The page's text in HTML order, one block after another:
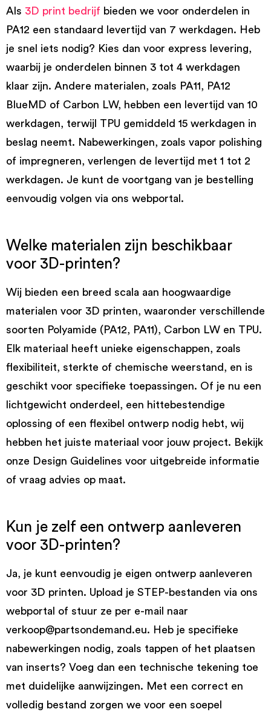
Als 3D print bedrijf bieden we voor onderdelen in
PA12 een standaard levertijd van 7 werkdagen. Heb
je snel iets nodig? Kies dan voor express levering,
waarbij je onderdelen binnen 3 tot 4 werkdagen
klaar zijn. Andere materialen, zoals PA11, PA12
BlueMD of Carbon LW, hebben een levertijd van 10
werkdagen, terwijl TPU gemiddeld 15 werkdagen in
beslag neemt. Nabewerkingen, zoals vapor polishing
of impregneren, verlengen de levertijd met 1 tot 2
werkdagen. Je kunt de voortgang van je bestelling
eenvoudig volgen via ons webportal.
Welke materialen zijn beschikbaar
voor 3D-printen?
Wij bieden een breed scala aan hoogwaardige
materialen voor 3D printen, waaronder verschillende
soorten Polyamide (PA12, PA11), Carbon LW en TPU.
Elk materiaal heeft unieke eigenschappen, zoals
flexibiliteit, sterkte of chemische weerstand, en is
geschikt voor specifieke toepassingen. Of je nu een
lichtgewicht onderdeel, een hittebestendige
oplossing of een flexibel ontwerp nodig hebt, wij
hebben het juiste materiaal voor jouw project. Bekijk
onze Design Guidelines voor uitgebreide informatie
of vraag advies op maat.
Kun je zelf een ontwerp aanleveren
voor 3D-printen?
Ja, je kunt eenvoudig je eigen ontwerp aanleveren
voor 3D printen. Upload je STEP-bestanden via ons
webportal of stuur ze per e-mail naar
verkoop@partsondemand.eu. Heb je specifieke
nabewerkingen nodig, zoals tappen of het plaatsen
van inserts? Voeg dan een technische tekening toe
met duidelijke aanwijzingen. Met een correct en
volledig bestand zorgen we voor een soepel